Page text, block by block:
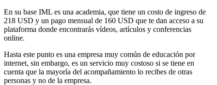
En su base IML es una academia, que tiene un costo de ingreso de
218 USD y un pago mensual de 160 USD que te dan acceso a su
plataforma donde encontrarás vídeos, artículos y conferencias
online.
Hasta este punto es una empresa muy común de educación por
internet, sin embargo, es un servicio muy costoso si se tiene en
cuenta que la mayoría del acompañamiento lo recibes de otras
personas y no de la empresa.